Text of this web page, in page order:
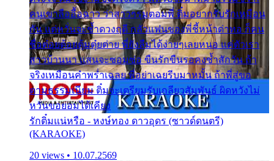
คนเขาลืออื้อฉาว ว่าสาวๆรุมตอมพี่ ติ๋มอยากรับรักเหมือน
กัน แต่หวั่นจะช้ำดวงฤดี กลัวแฟนของพี่ชี้หน้าด่าทอ ก็คน
ชื่อต๋อยต้อยตุ้มตุ๋ยต่าย พี่ยังลืมได้ง่ายๆเลยหนอ แค่ตัวเรา
สาวบ้านนา แสนจะซอมซ่อ ขืนรักขืนรอคงช้ำสักวัน ถ้า
จริงเหมือนคำพร่ำเฉลย พี่อย่าเฉยรีบมาหมั้น ถ้าพี่สู่ขอ
ตามธรรมเนียม ติ๋มจะเตรียมรับเกลียวสัมพันธ์ ผิดหวังไม่
หวั่นขอยอมได้เคียง
รักติ๋มแน่หรือ - หงษ์ทอง ดาวอุดร (ซาวด์ดนตรี)
(KARAOKE)
20 views • 10.07.2569